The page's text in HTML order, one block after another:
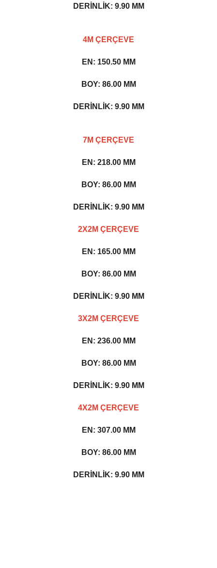
DERİNLİK: 9.90 MM
4M ÇERÇEVE
EN: 150.50 MM
BOY: 86.00 MM
DERİNLİK: 9.90 MM
7M ÇERÇEVE
EN: 218.00 MM
BOY: 86.00 MM
DERİNLİK: 9.90 MM
2X2M ÇERÇEVE
EN: 165.00 MM
BOY: 86.00 MM
DERİNLİK: 9.90 MM
3X2M ÇERÇEVE
EN: 236.00 MM
BOY: 86.00 MM
DERİNLİK: 9.90 MM
4X2M ÇERÇEVE
EN: 307.00 MM
BOY: 86.00 MM
DERİNLİK: 9.90 MM